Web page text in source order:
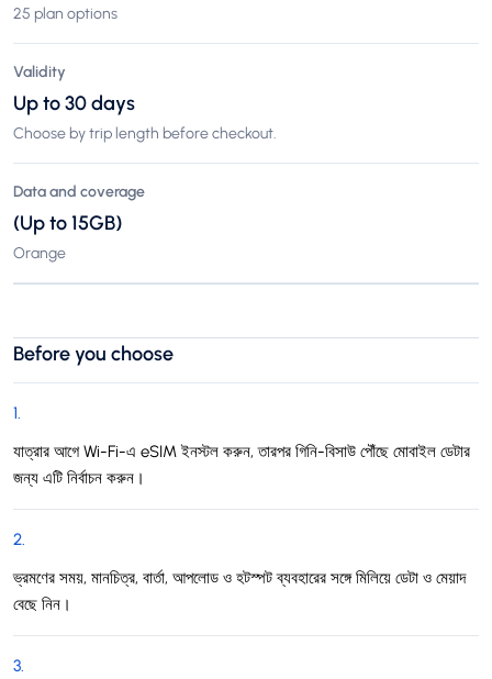
25 plan options
Validity
Up to 30 days
Choose by trip length before checkout.
Data and coverage
(Up to 15GB)
Orange
Before you choose
1.
যাত্রার আগে Wi-Fi-এ eSIM ইনস্টল করুন, তারপর গিনি-বিসাউ পৌঁছে মোবাইল ডেটার
জন্য এটি নির্বাচন করুন।
2.
ভ্রমণের সময়, মানচিত্র, বার্তা, আপলোড ও হটস্পট ব্যবহারের সঙ্গে মিলিয়ে ডেটা ও মেয়াদ
বেছে নিন।
3.